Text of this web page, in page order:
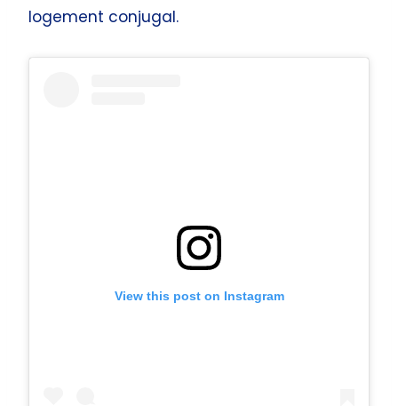
logement conjugal.
View this post on Instagram